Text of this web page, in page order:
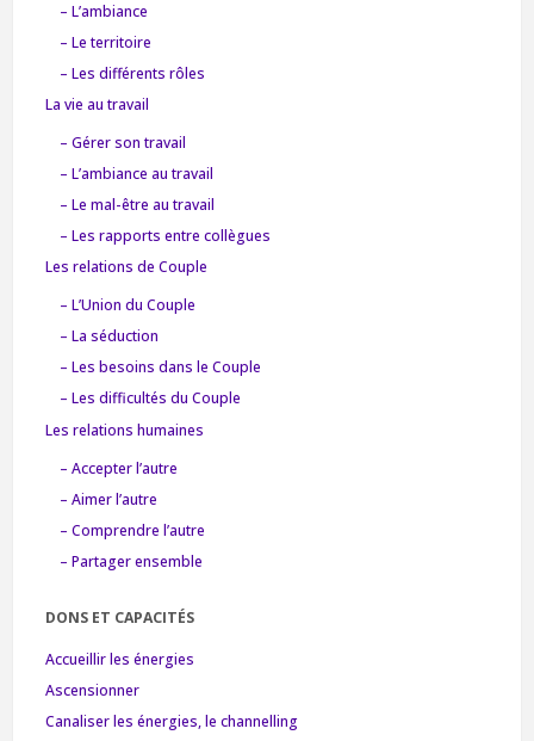
– L’ambiance
– Le territoire
– Les différents rôles
La vie au travail
– Gérer son travail
– L’ambiance au travail
– Le mal-être au travail
– Les rapports entre collègues
Les relations de Couple
– L’Union du Couple
– La séduction
– Les besoins dans le Couple
– Les difficultés du Couple
Les relations humaines
– Accepter l’autre
– Aimer l’autre
– Comprendre l’autre
– Partager ensemble
DONS ET CAPACITÉS
Accueillir les énergies
Ascensionner
Canaliser les énergies, le channelling